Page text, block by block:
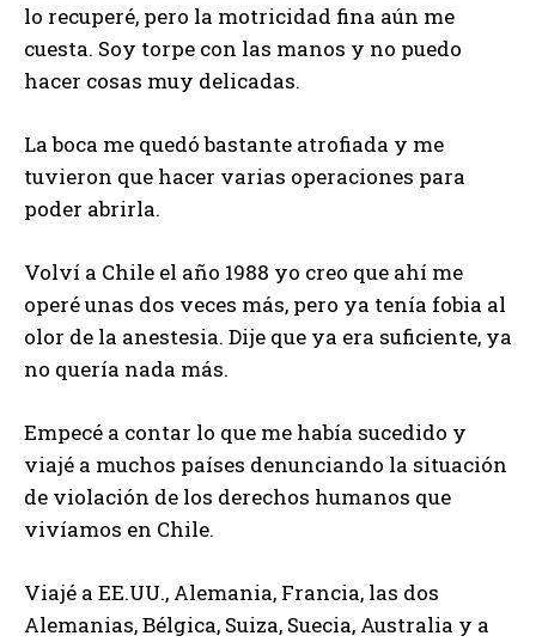
lo recuperé, pero la motricidad fina aún me
cuesta. Soy torpe con las manos y no puedo
hacer cosas muy delicadas.
La boca me quedó bastante atrofiada y me
tuvieron que hacer varias operaciones para
poder abrirla.
Volví a Chile el año 1988 yo creo que ahí me
operé unas dos veces más, pero ya tenía fobia al
olor de la anestesia. Dije que ya era suficiente, ya
no quería nada más.
Empecé a contar lo que me había sucedido y
viajé a muchos países denunciando la situación
de violación de los derechos humanos que
vivíamos en Chile.
Viajé a EE.UU., Alemania, Francia, las dos
Alemanias, Bélgica, Suiza, Suecia, Australia y a